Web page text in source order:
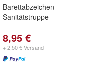
Barettabzeichen
Sanitätstruppe
8,95 €
+ 2,50 € Versand